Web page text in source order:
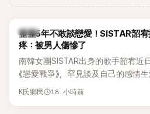
韓星
整整5年不敢談戀愛！SISTAR韶
疼：被男人傷慘了
南韓女團SISTAR出身的歌手韶宥近
《戀愛戰爭》，罕見談及自己的感情
年沒有談戀愛，更首度透露空窗至
K氏鄉民 18 小時前